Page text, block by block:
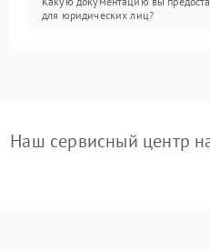
для юридических лиц?
Наш сервисный центр